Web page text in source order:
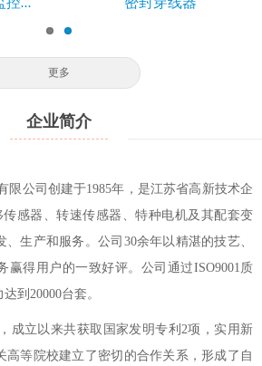
控… 密封穿线器
更多
企业简介
限公司创建于1985年，是江苏省高新技术企
感器、转速传感器、特种电机及其配套变
生产和服务。公司30余年以精湛的技艺、
赢得用户的一致好评。公司通过ISO9001质
到20000台套。
成立以来共获取国家发明专利2项，实用新
高等院校建立了密切的合作关系，形成了自